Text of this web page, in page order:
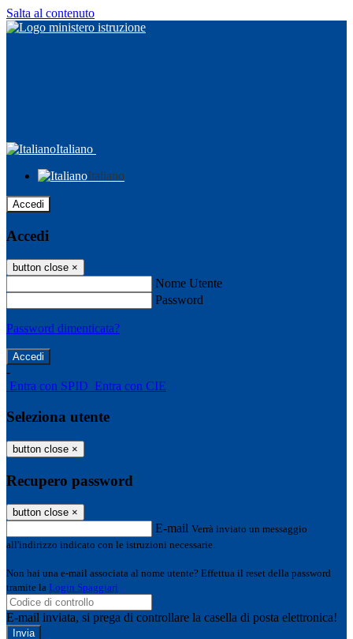
Salta al contenuto
Italiano
Italiano
Accedi
Accedi
button close ×
Nome Utente
Password
Password dimenticata?
-
Entra con SPID Entra con CIE
Seleziona utente
button close ×
Recupero password
button close ×
E-mail Verrà inviato un messaggio
all'indirizzo indicato con le istruzioni necessarie.
Non hai una e-mail associata al nome utente? Effettua il reset della password
tramite la Login Spaggiari
E-mail inviata, si prega di controllare la casella di posta elettronica!